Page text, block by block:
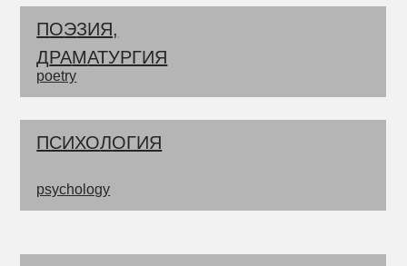
ПОЭЗИЯ,
ДРАМАТУРГИЯ
ПСИХОЛОГИЯ
poetry
psychology